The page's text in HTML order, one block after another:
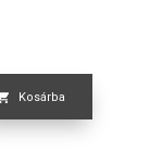
Kosárba